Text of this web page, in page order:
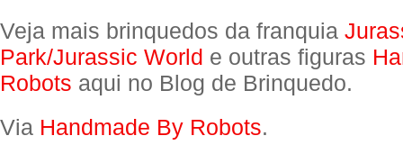
Veja mais brinquedos da franquia
Park/Jurassic World e outras figuras
Robots aqui no Blog de Brinquedo.
Via Handmade By Robots.